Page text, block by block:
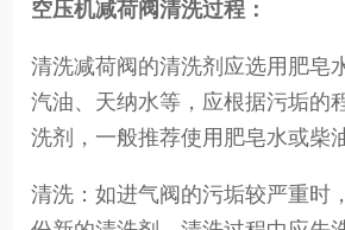
空压机减荷阀清洗过程：
清洗减荷阀的清洗剂应选用肥皂
汽油、天纳水等，应根据污垢的
洗剂，一般推荐使用肥皂水或柴
清洗：如进气阀的污垢较严重时